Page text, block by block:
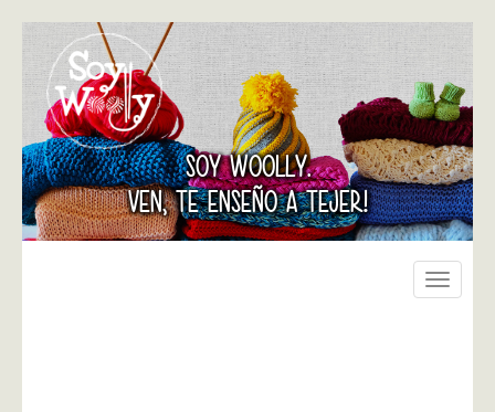
SOY WOOLLY.
VEN, TE ENSEÑO A TEJER!
Toggle